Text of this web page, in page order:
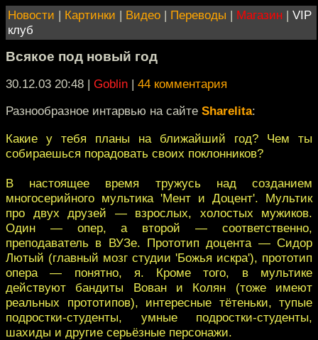
Новости | Картинки | Видео | Переводы | Магазин | VIP
клуб
Всякое под новый год
30.12.03 20:48 | Goblin | 44 комментария
Разнообразное интарвью на сайте Sharelita:
Какие у тебя планы на ближайший год? Чем ты
собираешься порадовать своих поклонников?
В настоящее время тружусь над созданием
многосерийного мультика 'Мент и Доцент'. Мультик
про двух друзей — взрослых, холостых мужиков.
Один — опер, а второй — соответственно,
преподаватель в ВУЗе. Прототип доцента — Сидор
Лютый (главный мозг студии 'Божья искра'), прототип
опера — понятно, я. Кроме того, в мультике
действуют бандиты Вован и Колян (тоже имеют
реальных прототипов), интересные тётеньки, тупые
подростки-студенты, умные подростки-студенты,
шахиды и другие серьёзные персонажи.